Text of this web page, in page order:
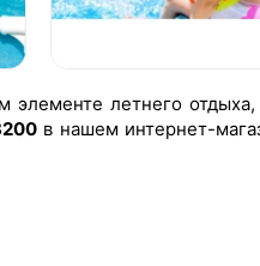
летнего
в нашем интернет-